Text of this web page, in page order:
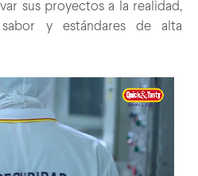
sus proyectos a la realidad,
sabor y estándares de alta